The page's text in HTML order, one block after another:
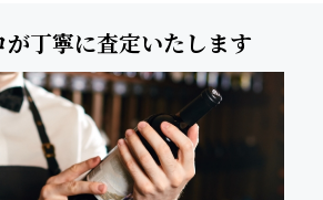
丁寧に査定いたします